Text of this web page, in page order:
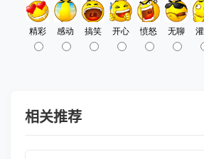
相关推荐